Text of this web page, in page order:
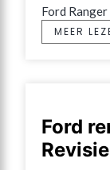
Ford Ranger
MEER
Ford